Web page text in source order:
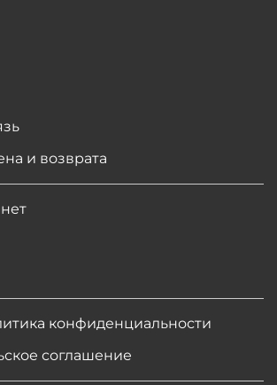
и возврата
конфиденциальности
соглашение